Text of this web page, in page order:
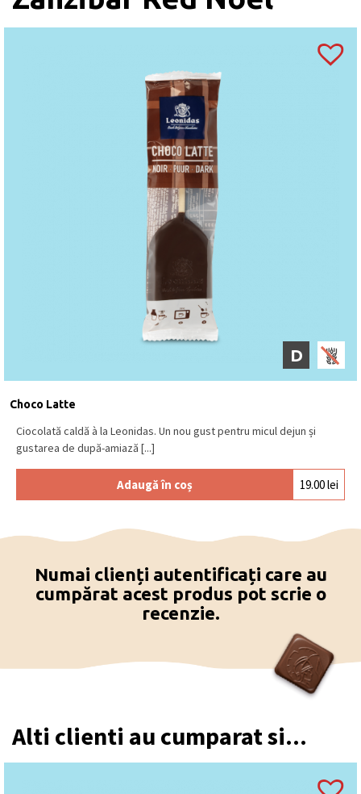
palmitat), agent antiaglomerant (oxid de siliciu)),
(sorbet de potasiu), fragmente de boabe de cacao
prăjite, anhidru de grăsime din lapte, xylitol,
concentrat suc de zmeură, regulator aciditate: acid
SUSAN.
Coloranți (sfeclă roție,
extract de soc, annatto, curcumină, complex de
clorofilă cupru, caramel), coajă de portocală,
ananas, sare, concentrat suc de
lămâie, lămâie, agenți de creștere (bicarbonat de
sodiu, carbonat de amoniu, condimente, albuș
concentrat de fructe, sare Guarande,
pectină, oțet balsamic, busuioc.
căpșună” conține agent de colorare: carmin.
Ciocolată neagră (min. 54% cacao), Sao Tome
ciocolată neagră (min. 72% cacao), ciocolată
Se păstrează la loc uscat și răcoros, la o
temperatură între 15⁰C – 18⁰C.
D
Choco Latte
Ciocolată caldă à la Leonidas. Un nou gust pentru micul dejun și
gustarea de după-amiază [...]
Adaugă în coș 19.00lei
Numai clienți autentificați care au
cumpărat acest produs pot scrie o
recenzie.
Alti clienti au cumparat si...